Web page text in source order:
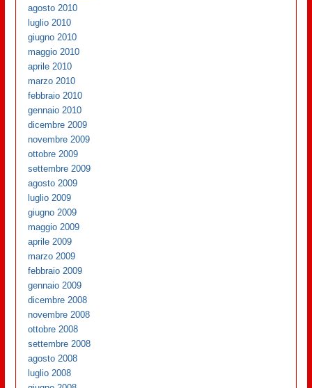
agosto 2010
luglio 2010
giugno 2010
maggio 2010
aprile 2010
marzo 2010
febbraio 2010
gennaio 2010
dicembre 2009
novembre 2009
ottobre 2009
settembre 2009
agosto 2009
luglio 2009
giugno 2009
maggio 2009
aprile 2009
marzo 2009
febbraio 2009
gennaio 2009
dicembre 2008
novembre 2008
ottobre 2008
settembre 2008
agosto 2008
luglio 2008